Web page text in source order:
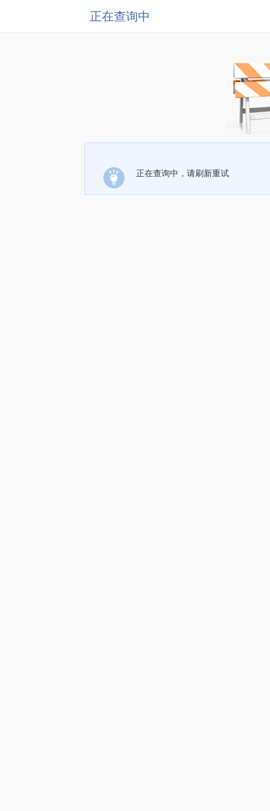
正在查询中
正在查询中，请刷新重试